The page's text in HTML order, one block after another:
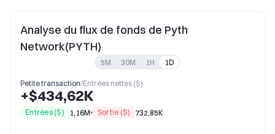
Analyse du flux de fonds de Pyth
Network(PYTH)
5M 30M 1H 1D
Petite transaction/Entrées nettes ($)
+$434,62K
Entrées ($) 1,16M Sortie ($) 732,85K